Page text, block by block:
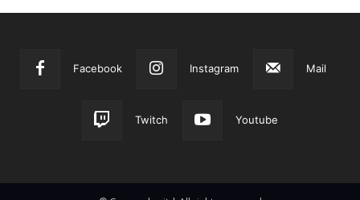
Facebook Instagram Mail
Twitch Youtube